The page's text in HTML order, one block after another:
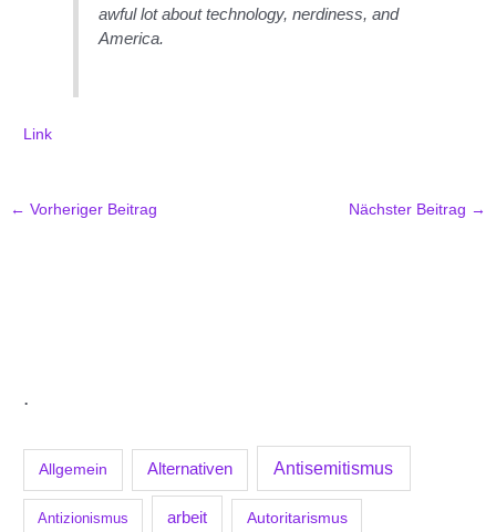
.
Allgemein Alternativen Antisemitismus
Antizionismus arbeit Autoritarismus
awful lot about technology, nerdiness, and
America.
Link
← Vorheriger Beitrag Nächster Beitrag →